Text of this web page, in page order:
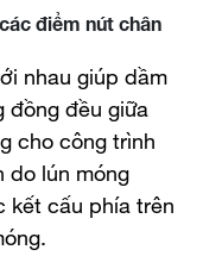
điểm nút chân
nhau giúp dầm
đồng đều giữa
cho công trình
do lún móng
kết cấu phía trên